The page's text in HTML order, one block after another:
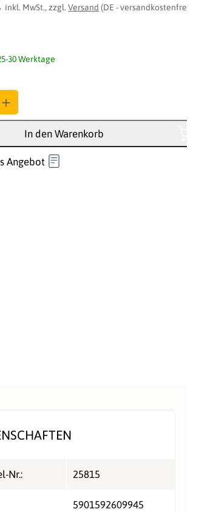
inkl. MwSt., zzgl.Versand (DE - versandkostenfrei
30 Werktage
In den Warenkorb
Angebot
Nr.: 25815
5901592609945